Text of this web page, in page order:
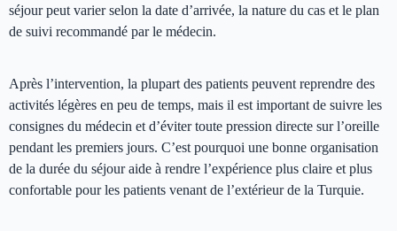
séjour peut varier selon la date d’arrivée, la nature du cas et le plan
de suivi recommandé par le médecin.
Après l’intervention, la plupart des patients peuvent reprendre des
activités légères en peu de temps, mais il est important de suivre les
consignes du médecin et d’éviter toute pression directe sur l’oreille
pendant les premiers jours. C’est pourquoi une bonne organisation
de la durée du séjour aide à rendre l’expérience plus claire et plus
confortable pour les patients venant de l’extérieur de la Turquie.